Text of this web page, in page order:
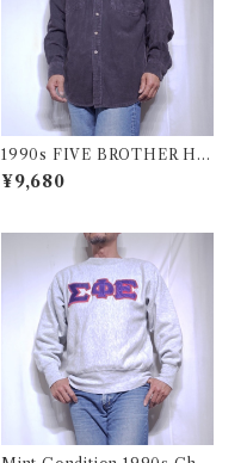
1990s FIVE BROTHER He
avy Flannel Shirt CHAMOI
S CLOTH Black USA / ファ
¥9,680